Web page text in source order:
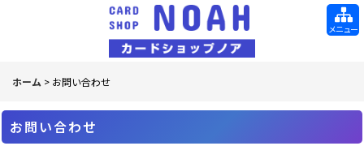
メニュー
ホーム > お問い合わせ
お問い合わせ